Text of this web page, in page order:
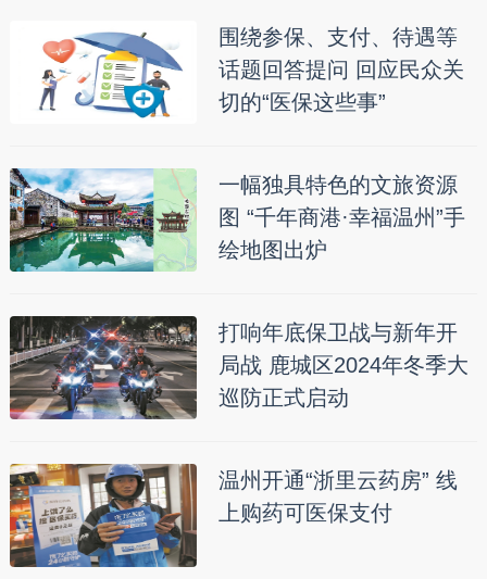
围绕参保、支付、待遇等
话题回答提问 回应民众关
切的“医保这些事”
一幅独具特色的文旅资源
图 “千年商港·幸福温州”手
绘地图出炉
打响年底保卫战与新年开
局战 鹿城区2024年冬季大
巡防正式启动
温州开通“浙里云药房” 线
上购药可医保支付